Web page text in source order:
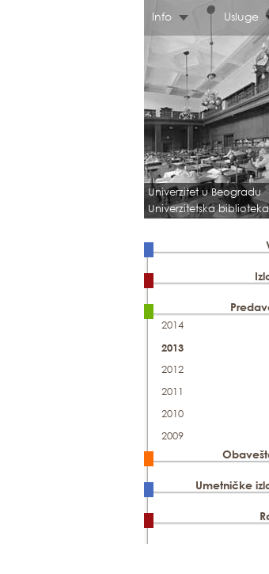
Info Usluge
Univerzitet u Beogradu
Univerzitetska
2014
2013
2012
2011
2010
2009
Umetničke